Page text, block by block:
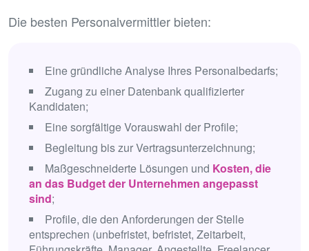
Die besten Personalvermittler bieten:
Eine gründliche Analyse Ihres Personalbedarfs;
Zugang zu einer Datenbank qualifizierter
Kandidaten;
Eine sorgfältige Vorauswahl der Profile;
Begleitung bis zur Vertragsunterzeichnung;
Maßgeschneiderte Lösungen und Kosten, die
an das Budget der Unternehmen angepasst
sind;
Profile, die den Anforderungen der Stelle
entsprechen (unbefristet, befristet, Zeitarbeit,